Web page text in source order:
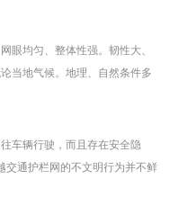
眼均匀、整体性强。韧性大、
当地气候。地理、自然条件多
性能好，有极强的防腐抗氧化
了电焊网焊接点易开焊脱落的
、高速公路和生态环境的最佳
车辆行驶，而且存在安全隐
交通护栏网的不文明行为并不鲜
30分，两女一男由南向北跨越